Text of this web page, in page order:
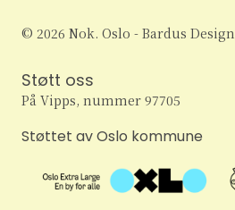
© 2026 Nok. Oslo - Bardus Design
Støtt oss
På Vipps, nummer 97705
Støttet av Oslo kommune